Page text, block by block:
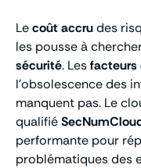
Lecoût accrudes
les pousse à
sécurité. Lesfacteurs
l’obsolescence des
manquent pas. Le
qualifié
performante pour
problématiques des